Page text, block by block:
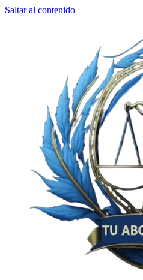
Saltar al contenido